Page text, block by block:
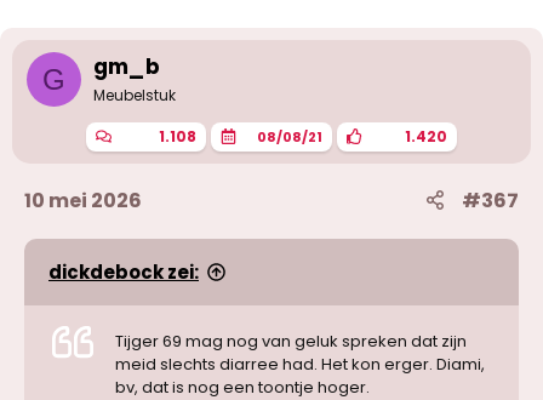
n
g G gm_b
Meubelstuk
1.108 08/08/21 1.420
10 mei 2026 #367
dickdebock zei:
Tijger 69 mag nog van geluk spreken dat zijn
meid slechts diarree had. Het kon erger. Diami,
bv, dat is nog een toontje hoger.